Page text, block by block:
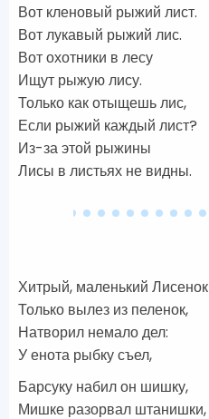
Вот кленовый рыжий лист.
Вот лукавый рыжий лис.
Вот охотники в лесу
Ищут рыжую лису.
Только как отыщешь лис,
Если рыжий каждый лист?
Из-за этой рыжины
Лисы в листьях не видны.
Хитрый, маленький Лисенок
Только вылез из пеленок,
Натворил немало дел:
У енота рыбку съел,
Барсуку набил он шишку,
Мишке разорвал штанишки,